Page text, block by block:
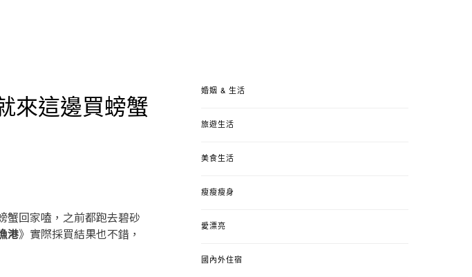
來這邊買螃蟹
蟹回家嗑，之前都跑去碧砂
港》實際採買結果也不錯，
婚姻 & 生活
旅遊生活
美食生活
瘦瘦瘦身
愛漂亮
國內外住宿